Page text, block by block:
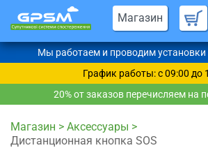
Магазин
Мы работаем и проводим установки
График работы: c 09:00 до
20% от заказов перечисляем на
Магазин > Аксессуары >
Дистанционная кнопка SOS